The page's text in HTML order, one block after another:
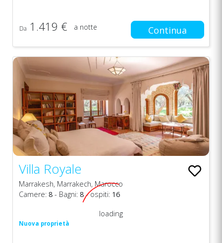
Da 1.419 € a notte Continua
Villa Royale
Marrakesh, Marrakech, Marocco
Camere: 8 - Bagni: 8- ospiti: 16
Nuova proprietà
loading